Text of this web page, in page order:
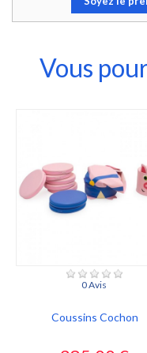
Vous
0 Avis
Coussins Cochon